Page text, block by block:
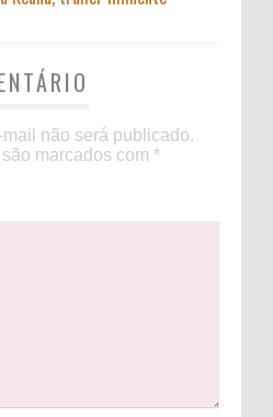
não será publicado.
marcados com *